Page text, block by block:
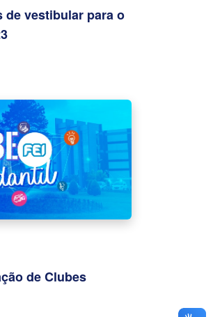
de vestibular para o
de Clubes